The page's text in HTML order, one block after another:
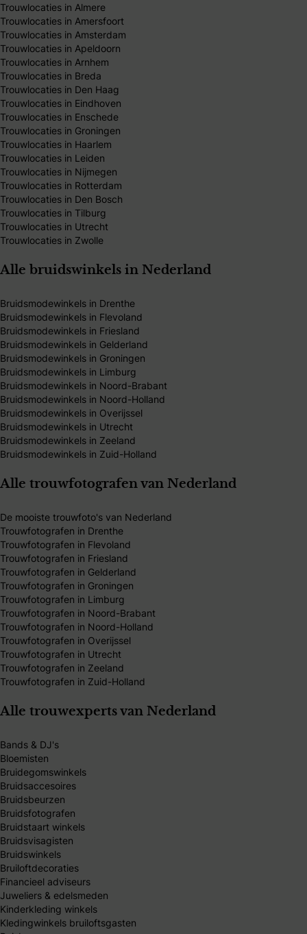
Trouwlocaties in Almere
Trouwlocaties in Amersfoort
Trouwlocaties in Amsterdam
Trouwlocaties in Apeldoorn
Trouwlocaties in Arnhem
Trouwlocaties in Breda
Trouwlocaties in Den Haag
Trouwlocaties in Eindhoven
Trouwlocaties in Enschede
Trouwlocaties in Groningen
Trouwlocaties in Haarlem
Trouwlocaties in Leiden
Trouwlocaties in Nijmegen
Trouwlocaties in Rotterdam
Trouwlocaties in Den Bosch
Trouwlocaties in Tilburg
Trouwlocaties in Utrecht
Trouwlocaties in Zwolle
Alle bruidswinkels in Nederland
Bruidsmodewinkels in Drenthe
Bruidsmodewinkels in Flevoland
Bruidsmodewinkels in Friesland
Bruidsmodewinkels in Gelderland
Bruidsmodewinkels in Groningen
Bruidsmodewinkels in Limburg
Bruidsmodewinkels in Noord-Brabant
Bruidsmodewinkels in Noord-Holland
Bruidsmodewinkels in Overijssel
Bruidsmodewinkels in Utrecht
Bruidsmodewinkels in Zeeland
Bruidsmodewinkels in Zuid-Holland
Alle trouwfotografen van Nederland
De mooiste trouwfoto's van Nederland
Trouwfotografen in Drenthe
Trouwfotografen in Flevoland
Trouwfotografen in Friesland
Trouwfotografen in Gelderland
Trouwfotografen in Groningen
Trouwfotografen in Limburg
Trouwfotografen in Noord-Brabant
Trouwfotografen in Noord-Holland
Trouwfotografen in Overijssel
Trouwfotografen in Utrecht
Trouwfotografen in Zeeland
Trouwfotografen in Zuid-Holland
Alle trouwexperts van Nederland
Bands & DJ's
Bloemisten
Bruidegomswinkels
Bruidsaccesoires
Bruidsbeurzen
Bruidsfotografen
Bruidstaart winkels
Bruidsvisagisten
Bruidswinkels
Bruiloftdecoraties
Financieel adviseurs
Juweliers & edelsmeden
Kinderkleding winkels
Kledingwinkels bruiloftsgasten